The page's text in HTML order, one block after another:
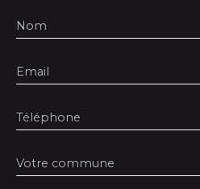
Nom
Email
Téléphone
Votre commune